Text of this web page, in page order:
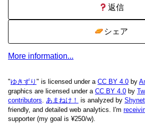
返信
シェア
More information...
"ゆきずり " is licensed under a CC BY 4.0 by
graphics are licensed under a CC BY 4.0 by
contributors
あまねけ！ is analyzed by Shynet
friendly, and detailed web analytics.
I'm
supporter (my goal is ¥250/w).